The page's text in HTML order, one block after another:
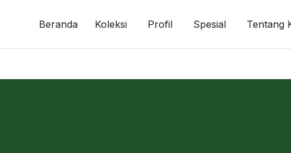
Beranda Koleksi Profil Spesial Tentang